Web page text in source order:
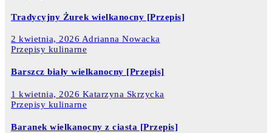
Tradycyjny Żurek wielkanocny [Przepis]
2 kwietnia, 2026 Adrianna Nowacka
Przepisy kulinarne
Barszcz biały wielkanocny [Przepis]
1 kwietnia, 2026 Katarzyna Skrzycka
Przepisy kulinarne
Baranek wielkanocny z ciasta [Przepis]